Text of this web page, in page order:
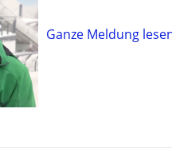
Ganze Meldung